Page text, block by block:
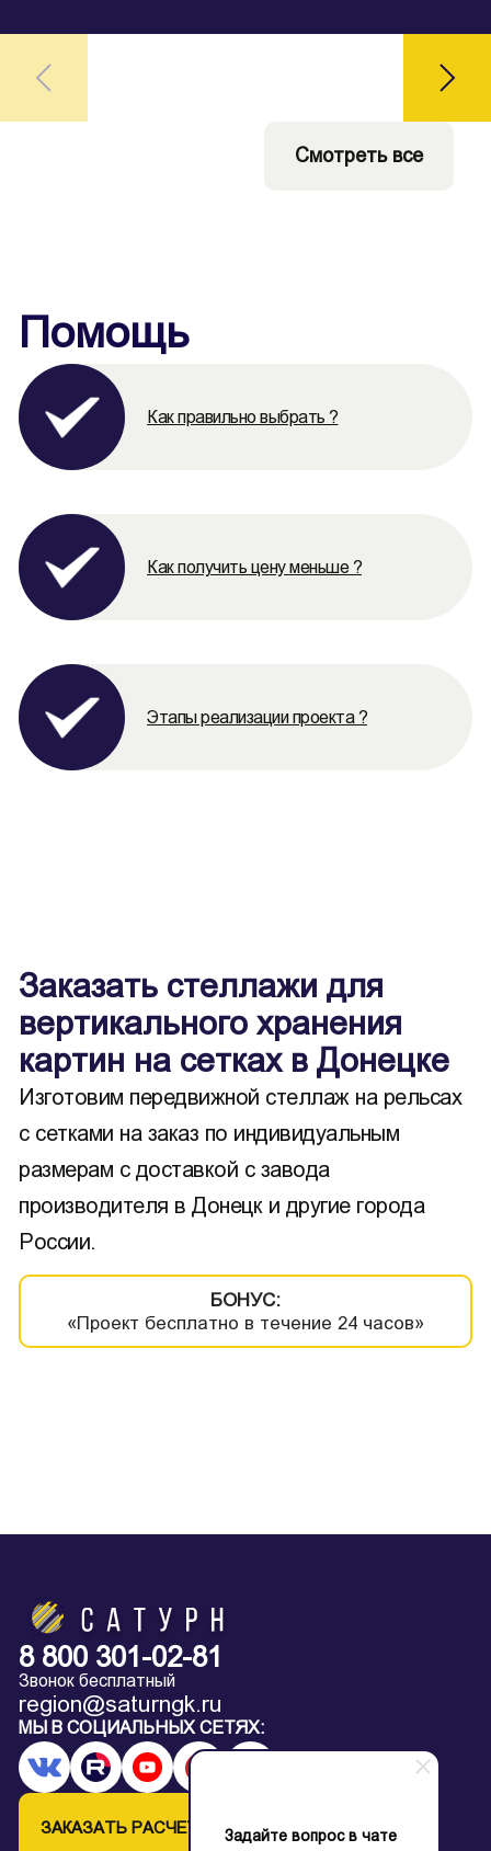
Задайте вопрос в чате
Смотреть все
Помощь
Как правильно выбрать ?
Как получить цену меньше ?
Этапы реализации проекта ?
Заказать стеллажи для
вертикального хранения
картин на сетках в Донецке
Изготовим передвижной стеллаж на рельсах
с сетками на заказ по индивидуальным
размерам с доставкой с завода
производителя в Донецк и другие города
России.
БОНУС:
«Проект бесплатно в течение 24 часов»
8 800 301-02-81
Звонок бесплатный
region@saturngk.ru
МЫ В СОЦИАЛЬНЫХ СЕТЯХ:
ЗАКАЗАТЬ РАСЧЕТ